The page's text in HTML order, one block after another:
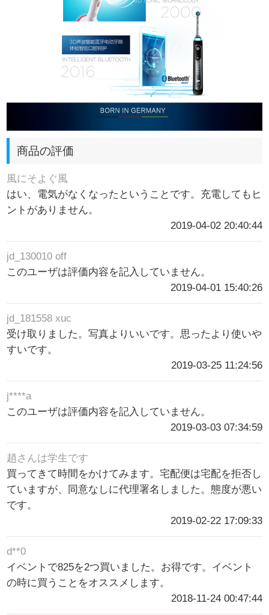
商品の評価
風にそよぐ風
はい、電気がなくなったということです。充電してもヒ
ントがありません。
2019-04-02 20:40:44
jd_130010 off
このユーザは評価内容を記入していません。
2019-04-01 15:40:26
jd_181558 xuc
受け取りました。写真よりいいです。思ったより使いや
すいです。
2019-03-25 11:24:56
j****a
このユーザは評価内容を記入していません。
2019-03-03 07:34:59
趙さんは学生です
買ってきて時間をかけてみます。宅配便は宅配を拒否し
ていますが、同意なしに代理署名しました。態度が悪い
です。
2019-02-22 17:09:33
d**0
イベントで825を2つ買いました。お得です。イベント
の時に買うことをオススメします。
2018-11-24 00:47:44